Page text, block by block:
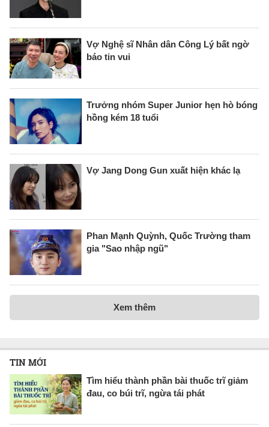
Vợ Nghệ sĩ Nhân dân Công Lý bất ngờ
báo tin vui
Trưởng nhóm Super Junior hẹn hò bóng
hồng kém 18 tuổi
Vợ Jang Dong Gun xuất hiện khác lạ
Phan Mạnh Quỳnh, Quốc Trường tham
gia "Sao nhập ngũ"
Xem thêm
TIN MỚI
Tìm hiểu thành phần bài thuốc trĩ giảm
đau, co búi trĩ, ngừa tái phát